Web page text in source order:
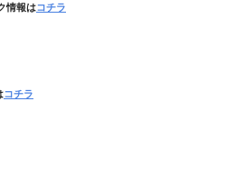
情報はコチラ
コチラ